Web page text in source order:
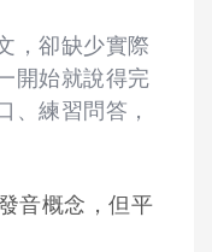
，卻缺少實際
開始就說得完
、練習問答，
音概念，但平